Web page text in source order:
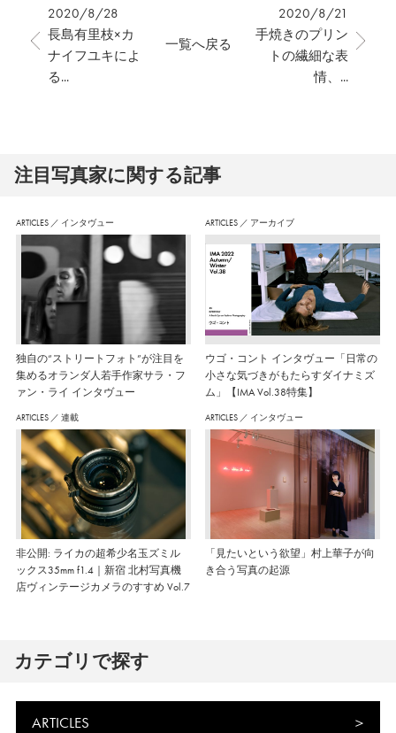
2020/8/28
長島有里枝×カ
ナイフユキによ
る...
2020/8/21
手焼きのプリン
トの繊細な表
情、...
一覧へ戻る
注⽬写真家に関する記事
ARTICLES ／ インタヴュー
独自の“ストリートフォト”が注目を
集めるオランダ人若手作家サラ・フ
ァン・ライ インタヴュー
ARTICLES ／ アーカイブ
ウゴ・コント インタヴュー「日常の
小さな気づきがもたらすダイナミズ
ム」【IMA Vol.38特集】
ARTICLES ／ 連載
非公開: ライカの超希少名玉ズミル
ックス35mm f1.4｜新宿 北村写真機
店ヴィンテージカメラのすすめ Vol.7
ARTICLES ／ インタヴュー
「見たいという欲望」村上華子が向
き合う写真の起源
カテゴリで探す
ARTICLES